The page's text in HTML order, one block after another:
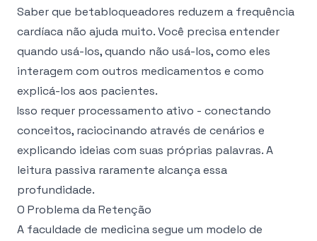
Saber que betabloqueadores reduzem a frequência
cardíaca não ajuda muito. Você precisa entender
quando usá-los, quando não usá-los, como eles
interagem com outros medicamentos e como
explicá-los aos pacientes.
Isso requer processamento ativo - conectando
conceitos, raciocinando através de cenários e
explicando ideias com suas próprias palavras. A
leitura passiva raramente alcança essa
profundidade.
O Problema da Retenção
A faculdade de medicina segue um modelo de